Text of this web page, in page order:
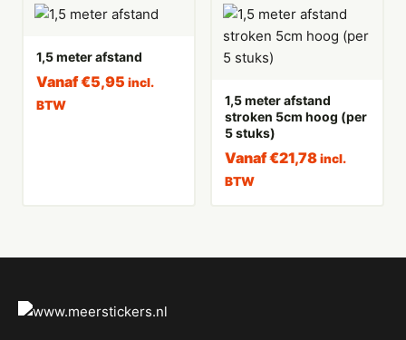
1,5 meter afstand
Vanaf€5,95 incl.
BTW
1,5 meter afstand
stroken 5cm hoog (per
5 stuks)
Vanaf€21,78 incl.
BTW